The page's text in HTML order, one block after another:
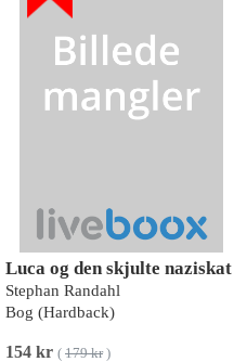
Luca og den skjulte naziskat
Stephan Randahl
Bog (Hardback)
154 kr ( 179 kr)